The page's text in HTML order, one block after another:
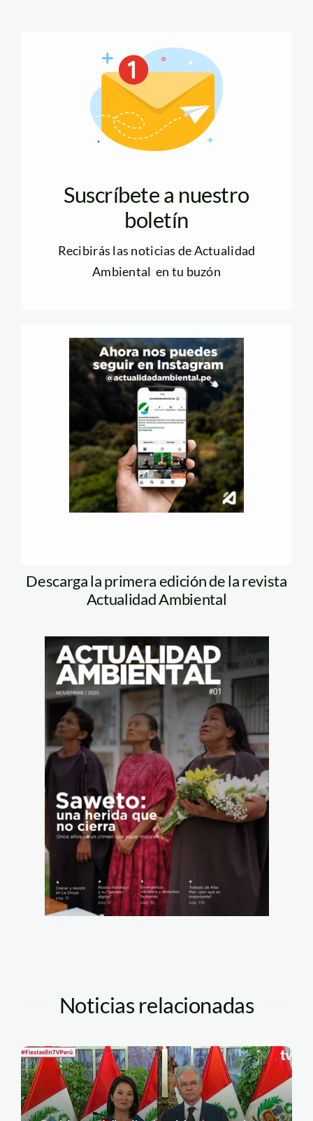
Suscríbete a nuestro
boletín
Recibirás las noticias de Actualidad
Ambiental en tu buzón
Descarga la primera edición de la revista
Actualidad Ambiental
Noticias relacionadas